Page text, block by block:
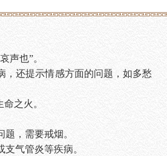
声也”。
，还提示情感方面的问题，如多愁
之火。
，需要戒烟。
气管炎等疾病。